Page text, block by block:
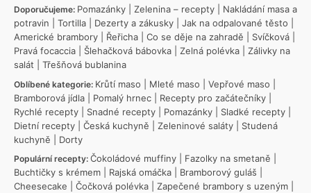
Doporučujeme: Pomazánky Zelenina – recepty
Nakládání masa a
potravin
Tortilla Dezerty a zákusky Jak na odpalované těsto
Americké brambory
Řeřicha Co se děje na zahradě Svíčková
Pravá focaccia
Šlehačková bábovka Zelná polévka
Zálivky na
salát
Třešňová bublanina
Oblíbené kategorie: Krůtí maso Mleté maso Vepřové maso
Bramborová jídla
Pomalý hrnec Recepty pro začátečníky
Rychlé recepty
Snadné recepty Pomazánky Sladké recepty
Dietní recepty
Česká kuchyně Zeleninové saláty
Studená
kuchyně
Dorty
Populární recepty: Čokoládové muffiny Fazolky na smetaně
Buchtičky s krémem
Rajská omáčka Bramborový guláš
Cheesecake
Čočková polévka Zapečené brambory s uzeným